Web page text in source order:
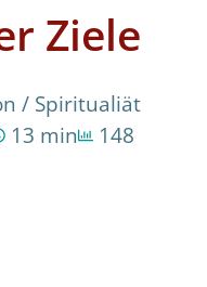
Ziele
/ Spiritualiät
13 min
148